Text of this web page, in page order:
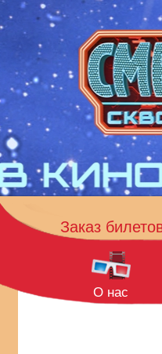
Заказ
О нас